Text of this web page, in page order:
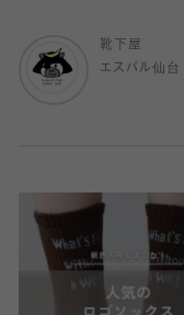
靴下屋
エスパル仙台